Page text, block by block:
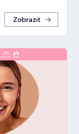
Zobrazit